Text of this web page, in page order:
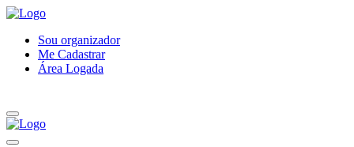
Sou organizador
Me Cadastrar
Área Logada